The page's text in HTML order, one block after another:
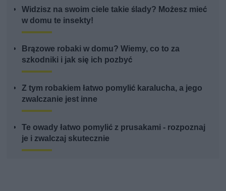
Widzisz na swoim ciele takie ślady? Możesz mieć
w domu te insekty!
Brązowe robaki w domu? Wiemy, co to za
szkodniki i jak się ich pozbyć
Z tym robakiem łatwo pomylić karalucha, a jego
zwalczanie jest inne
Te owady łatwo pomylić z prusakami - rozpoznaj
je i zwalczaj skutecznie